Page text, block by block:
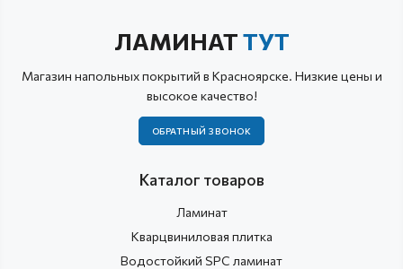
ЛАМИНАТТУТ
Магазин напольных покрытий в Красноярске. Низкие цены и
высокое качество!
ОБРАТНЫЙ ЗВОНОК
Каталог товаров
Ламинат
Кварцвиниловая плитка
Водостойкий SPC ламинат